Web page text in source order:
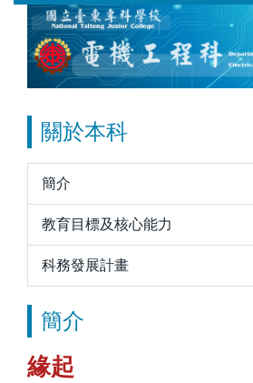
關於本科
簡介
教育目標及核心能力
科務發展計畫
簡介
緣起